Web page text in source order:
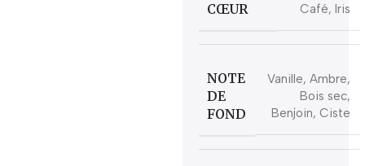
CŒUR
Café, Iris
NOTE
DE
FOND
Vanille, Ambre,
Bois sec,
Benjoin, Ciste